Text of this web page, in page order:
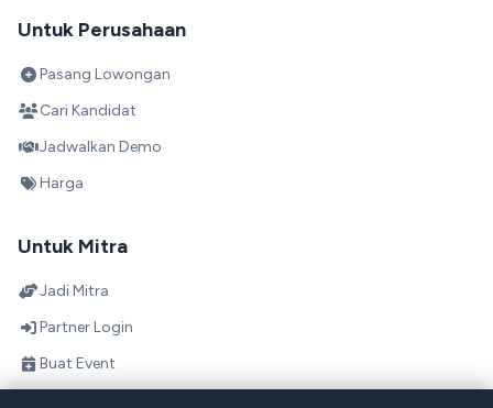
Untuk Perusahaan
Pasang Lowongan
Cari Kandidat
Jadwalkan Demo
Harga
Untuk Mitra
Jadi Mitra
Partner Login
Buat Event